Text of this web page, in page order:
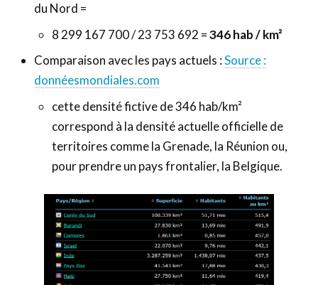
du Nord =
8 299 167 700 / 23 753 692 =346 hab / km²
Comparaison avec les pays actuels :Source :
donnéesmondiales.com
cette densité fictive de 346 hab/km²
correspond à la densité actuelle officielle de
territoires comme la Grenade, la Réunion ou,
pour prendre un pays frontalier, la Belgique.